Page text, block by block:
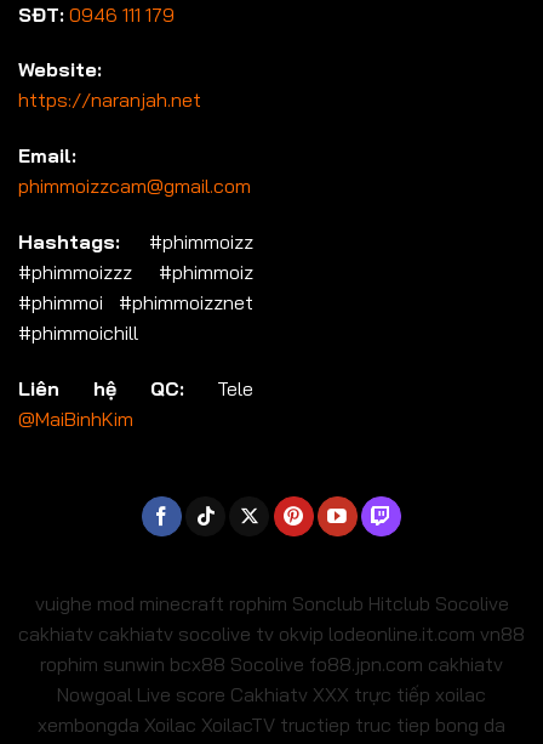
SĐT: 0946 111 179
Website:
https://naranjah.net
Email:
phimmoizzcam@gmail.com
Hashtags: #phimmoizz
#phimmoizzz #phimmoiz
#phimmoi #phimmoizznet
#phimmoichill
Liên hệ QC: Tele
@MaiBinhKim
vuighe mod minecraft rophim Sonclub Hitclub Socolive
cakhiatv cakhiatv socolive tv okvip lodeonline.it.com vn88
rophim sunwin bcx88 Socolive fo88.jpn.com cakhiatv
Nowgoal Live score Cakhiatv XXX trực tiếp xoilac
xembongda Xoilac XoilacTV tructiep truc tiep bong da